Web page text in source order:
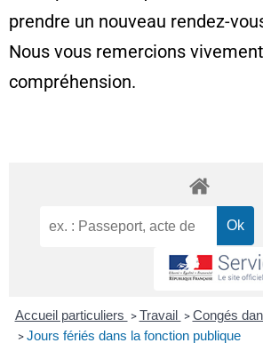
prendre un nouveau rendez-
Nous vous remercions
compréhension.
Accueil particuliers > Travail > Congés
> Jours fériés dans la fonction publique